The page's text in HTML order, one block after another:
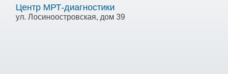
Центр МРТ-диагностики
ул. Лосиноостровская, дом 39